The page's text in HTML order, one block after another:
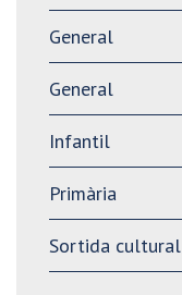
General
General
Infantil
Primària
Sortida cultural